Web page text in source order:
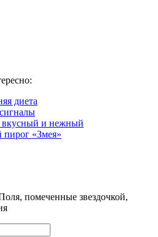
диета
вкусный и нежный
«Змея»
помеченные звездочкой,